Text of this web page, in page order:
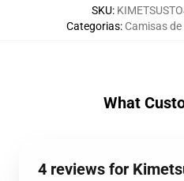
SKU:
Categorias: Camisas
What
4 reviews for